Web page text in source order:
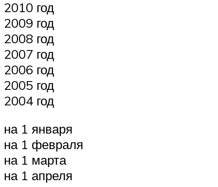
2010 год
2009 год
2008 год
2007 год
2006 год
2005 год
2004 год
на 1 января
на 1 февраля
на 1 марта
на 1 апреля